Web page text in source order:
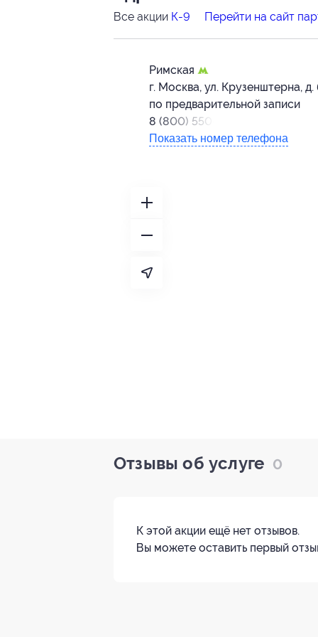
Все акции К-9 Перейти на сайт
Римская
г. Москва, ул. Крузенштерна, д.
по предварительной записи
8 (800) 550-33-02
Показать номер телефона
Отзывы об услуге 0
К этой акции ещё нет отзывов.
Вы можете оставить первый